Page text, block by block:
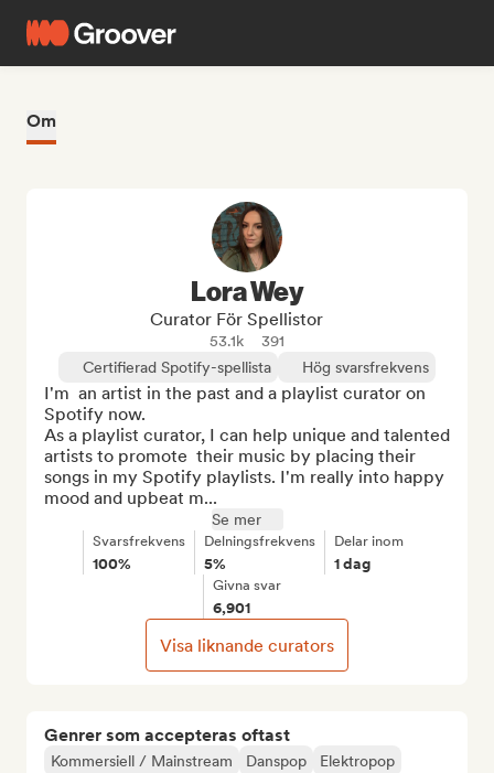
Om
Genrer som accepteras oftast
Kommersiell / Mainstream Danspop
Elektropop
Lora Wey
Curator För Spellistor
53.1k
391
Certifierad Spotify-spellista
Hög svarsfrekvens
I'm  an artist in the past and a playlist curator on
Spotify now.
As a playlist curator, I can help unique and talented
artists to promote  their music by placing their
songs in my Spotify playlists. I'm really into happy
mood and upbeat m...
Se mer
Svarsfrekvens
100%
Delningsfrekvens
5%
Delar inom
1 dag
Givna svar
6,901
Visa liknande curators